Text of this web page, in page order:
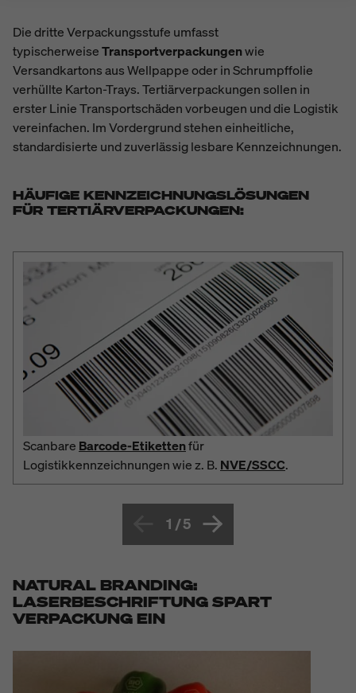
Die dritte Verpackungsstufe umfasst
typischerweiseTransportverpackungenwie
Versandkartons aus Wellpappe oder in Schrumpffolie
verhüllte Karton-Trays. Tertiärverpackungen sollen in
erster Linie Transportschäden vorbeugen und die Logistik
vereinfachen. Im Vordergrund stehen einheitliche,
standardisierte und zuverlässig lesbare Kennzeichnungen.
HÄUFIGE KENNZEICHNUNGSLÖSUNGEN
FÜR TERTIÄRVERPACKUNGEN:
Scanbare Barcode-Etikettenfür
Logistikkennzeichnungen wie z. B. NVE/SSCC.
1 /5
NATURAL BRANDING:
LASERBESCHRIFTUNG SPART
VERPACKUNG EIN